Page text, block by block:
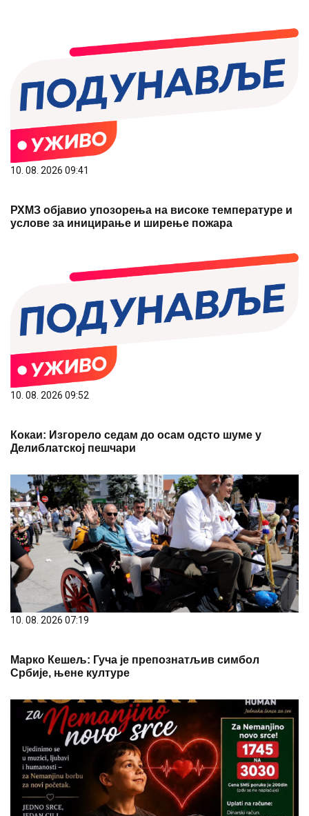
10. 08. 2026 09:41
РХМЗ објавио упозорења на високе температуре и
услове за иницирање и ширење пожара
10. 08. 2026 09:52
Кокаи: Изгорело седам до осам одсто шуме у
Делиблатској пешчари
10. 08. 2026 07:19
Марко Кешељ: Гуча је препознатљив симбол
Србије, њене културе